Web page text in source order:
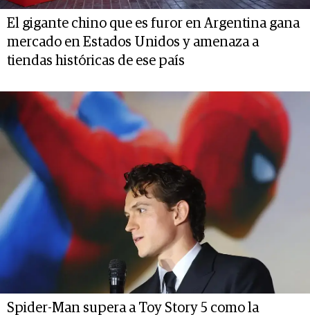
El gigante chino que es furor en Argentina gana
mercado en Estados Unidos y amenaza a
tiendas históricas de ese país
Spider-Man supera a Toy Story 5 como la